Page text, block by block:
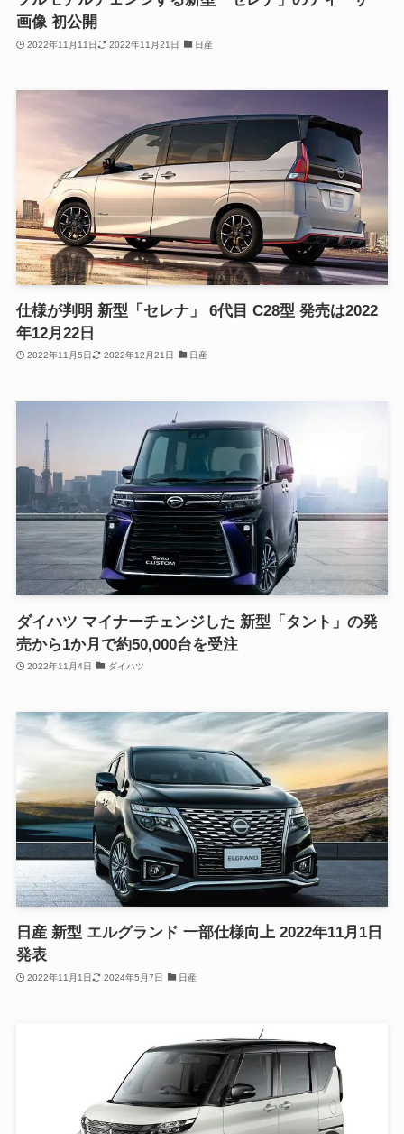
画像 初公開
2022年11月11日 2022年11月21日 日産
仕様が判明 新型「セレナ」 6代目 C28型 発売は2022
年12月22日
2022年11月5日 2022年12月21日 日産
ダイハツ マイナーチェンジした 新型「タント」の発
売から1か月で約50,000台を受注
2022年11月4日 ダイハツ
日産 新型 エルグランド 一部仕様向上 2022年11月1日
発表
2022年11月1日 2024年5月7日 日産